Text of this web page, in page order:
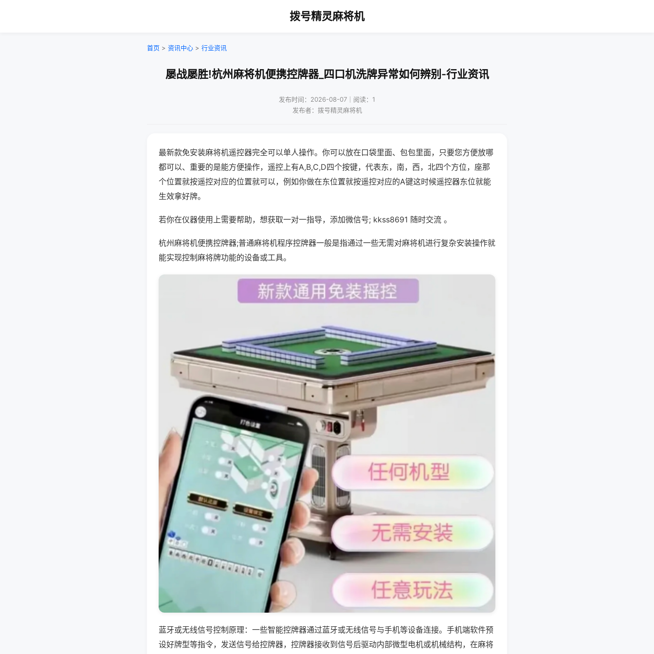
拨号精灵麻将机
首页 > 资讯中心 > 行业资讯
屡战屡胜!杭州麻将机便携控牌器_四口机洗牌异常如何辨别-行业资讯
发布时间：2026-08-07｜阅读：1
发布者：拨号精灵麻将机
最新款免安装麻将机遥控器完全可以单人操作。你可以放在口袋里面、包包里面，只要您方便放哪
都可以、重要的是能方便操作，遥控上有A,B,C,D四个按键，代表东，南，西，北四个方位，座那
个位置就按遥控对应的位置就可以，例如你做在东位置就按遥控对应的A键这时候遥控器东位就能
生效拿好牌。
若你在仪器使用上需要帮助，想获取一对一指导，添加微信号; kkss8691 随时交流 。
杭州麻将机便携控牌器;普通麻将机程序控牌器一般是指通过一些无需对麻将机进行复杂安装操作就
能实现控制麻将牌功能的设备或工具。
蓝牙或无线信号控制原理：一些智能控牌器通过蓝牙或无线信号与手机等设备连接。手机端软件预
设好牌型等指令，发送信号给控牌器，控牌器接收到信号后驱动内部微型电机或机械结构，在麻将